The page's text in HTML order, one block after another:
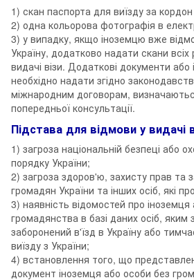
1) скан паспорта для виїзду за
2) одна кольорова фотографія в
3) у випадку, якщо іноземцю вже
Україну, додатково надати скани
видачі візи. Додаткові документи або
необхідно надати згідно
міжнародним договорам,
попередньої консультації.
Підстава для відмови у видачі
1) загроза національній безпеці або
порядку України;
2) загроза здоров'ю, захисту прав та
громадян України та інших осіб, які
3) наявність відомостей про
громадянства в базі даних осіб, яким
заборонений в'їзд в Україну або
виїзду з України;
4) встановлення того, що
документ іноземця або особи без